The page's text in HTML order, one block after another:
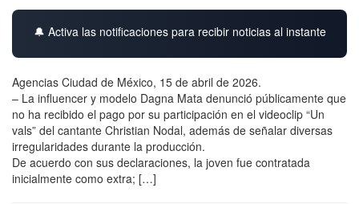
🔔 Activa las notificaciones para recibir noticias al instante
Agencias Ciudad de México, 15 de abril de 2026.
– La influencer y modelo Dagna Mata denunció públicamente que
no ha recibido el pago por su participación en el videoclip “Un
vals” del cantante Christian Nodal, además de señalar diversas
irregularidades durante la producción.
De acuerdo con sus declaraciones, la joven fue contratada
inicialmente como extra; […]